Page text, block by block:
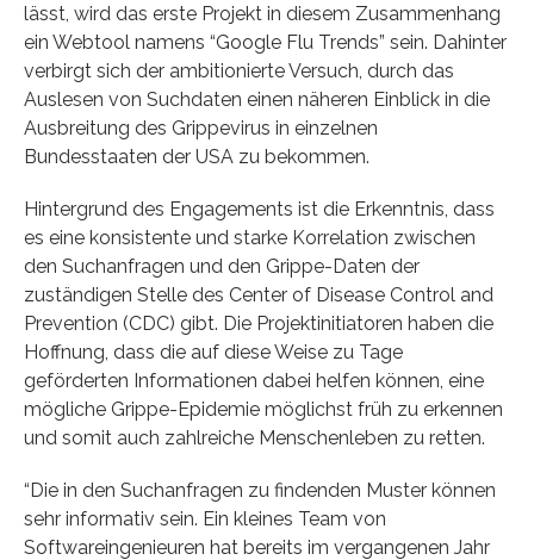
lässt, wird das erste Projekt in diesem Zusammenhang
ein Webtool namens “Google Flu Trends” sein. Dahinter
verbirgt sich der ambitionierte Versuch, durch das
Auslesen von Suchdaten einen näheren Einblick in die
Ausbreitung des Grippevirus in einzelnen
Bundesstaaten der USA zu bekommen.
Hintergrund des Engagements ist die Erkenntnis, dass
es eine konsistente und starke Korrelation zwischen
den Suchanfragen und den Grippe-Daten der
zuständigen Stelle des Center of Disease Control and
Prevention (CDC) gibt. Die Projektinitiatoren haben die
Hoffnung, dass die auf diese Weise zu Tage
geförderten Informationen dabei helfen können, eine
mögliche Grippe-Epidemie möglichst früh zu erkennen
und somit auch zahlreiche Menschenleben zu retten.
“Die in den Suchanfragen zu findenden Muster können
sehr informativ sein. Ein kleines Team von
Softwareingenieuren hat bereits im vergangenen Jahr